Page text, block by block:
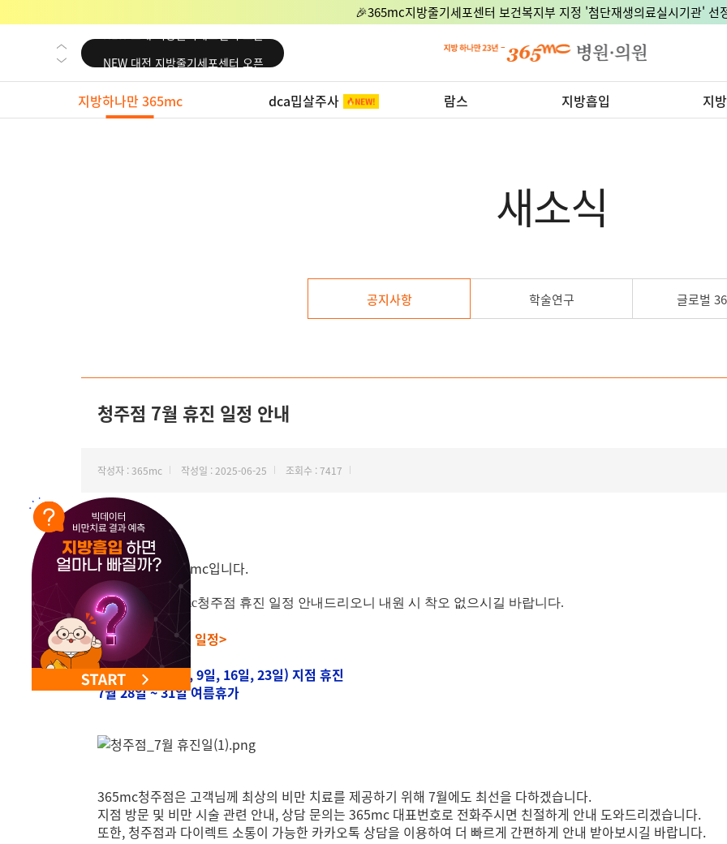
🎉365mc지방줄기세포센터 보건복지부 지정 '첨단재생의료실시기관' 선
NEW 교대 지방줄기세포센터 오픈
NEW 노원 지방줄기세포센터 오픈
NEW 미국 LA점 오픈
지방하나만 365mc dca밉살주사 람스 지방흡입 지
새소식
공지사항 학술연구 글로벌
청주점 7월 휴진 일정 안내
작성자 : 365mc 작성일 : 2025-06-25 조회수 : 7417
안녕하세요.
'지방하나만' 365mc입니다.
2025년 7월 365mc청주점 휴진 일정 안내드리오니 내원 시 착오 없으시길 바랍니다.
<청주점 7월 휴진 일정>
매주 수요일 (2일, 9일, 16일, 23일) 지점 휴진
7월 28일 ~ 31일 여름휴가
365mc청주점은 고객님께 최상의 비만 치료를 제공하기 위해 7월에도 최선을 다하겠습니다.
지점 방문 및 비만 시술 관련 안내, 상담 문의는 365mc 대표번호로 전화주시면 친절하게 안내 도와드리겠습니다.
또한, 청주점과 다이렉트 소통이 가능한 카카오톡 상담을 이용하여 더 빠르게 간편하게 안내 받아보시길 바랍니다.